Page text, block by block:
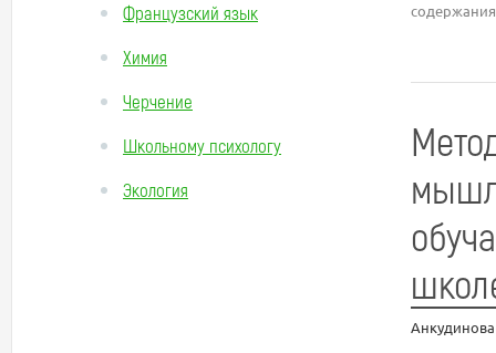
Французский язык
Химия
Черчение
Школьному психологу
Экология